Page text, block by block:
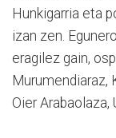
Hunkigarria eta
izan zen.
eragilez gain,
Murumendiaraz,
Oier Arabaolaza,